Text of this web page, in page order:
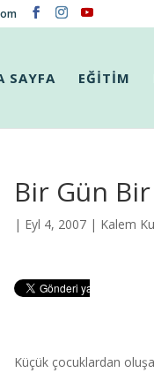
SAYFA EĞİTİM
Bir Gün
| Eyl 4, 2007 | Kalem
Küçük çocuklardan